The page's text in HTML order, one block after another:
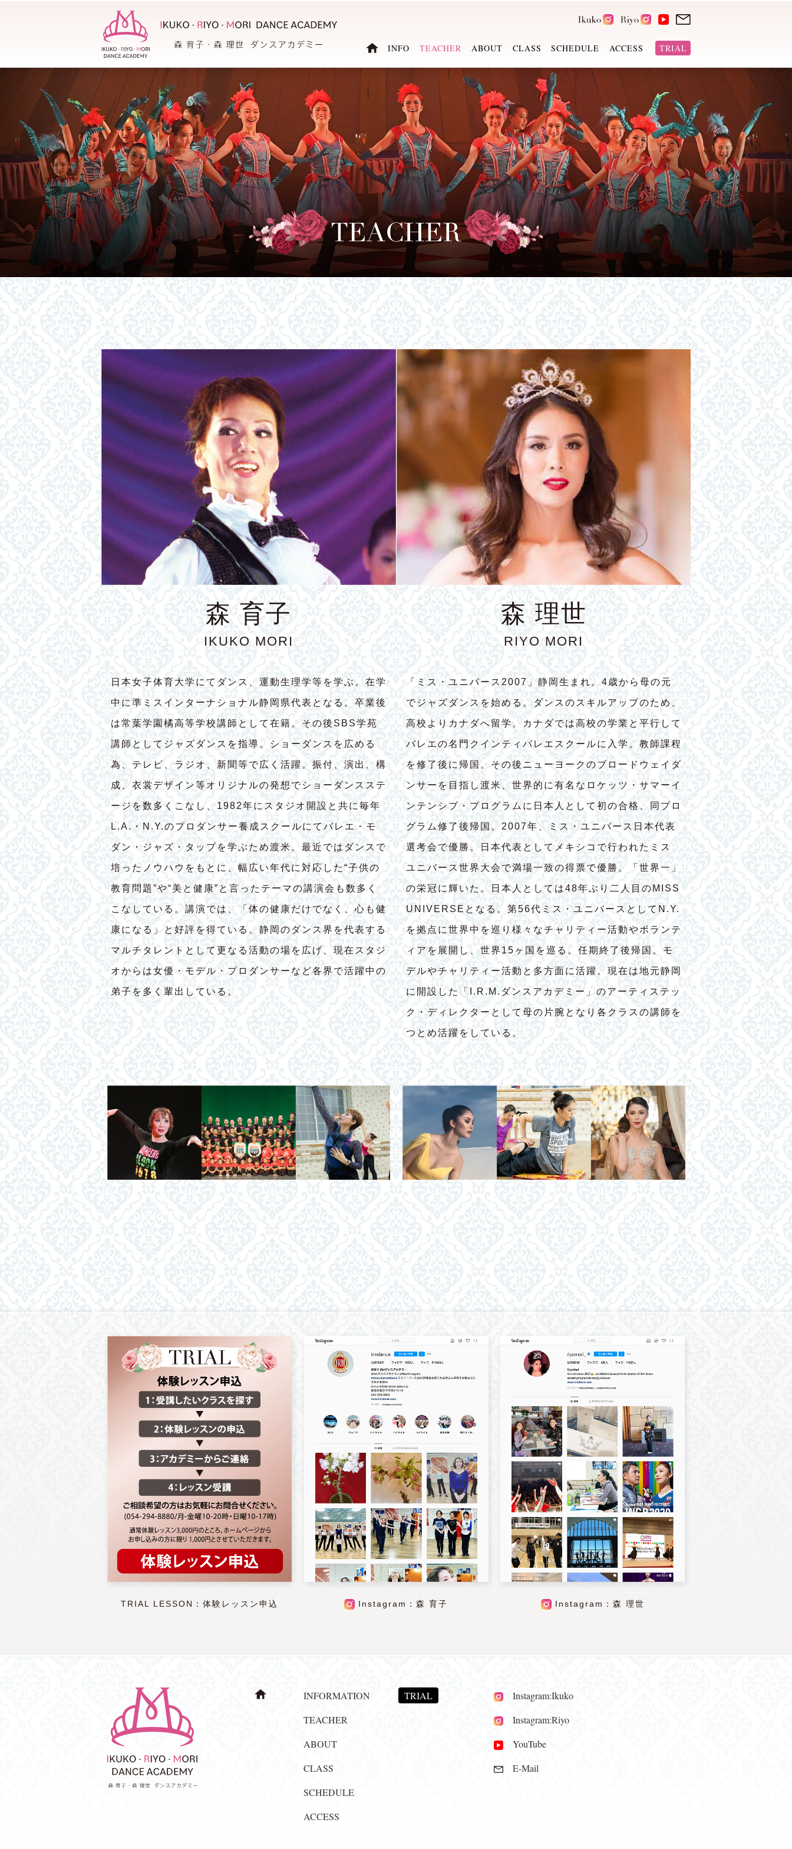
INFO TEACHER ABOUT CLASS SCHEDULE ACCESS TRIAL
森 育子
IKUKO MORI
日本女子体育大学にてダンス、運動生理学等を学ぶ。在学
中に準ミスインターナショナル静岡県代表となる。卒業後
は常葉学園橘高等学校講師として在籍。その後SBS学苑
講師としてジャズダンスを指導。ショーダンスを広める
為、テレビ、ラジオ、新聞等で広く活躍。振付、演出、構
成、衣裳デザイン等オリジナルの発想でショーダンスステ
ージを数多くこなし、1982年にスタジオ開設と共に毎年
L.A.・N.Y.のプロダンサー養成スクールにてバレエ・モ
ダン・ジャズ・タップを学ぶため渡米。最近ではダンスで
培ったノウハウをもとに、幅広い年代に対応した“子供の
教育問題”や“美と健康”と言ったテーマの講演会も数多く
こなしている。講演では、「体の健康だけでなく、心も健
康になる」と好評を得ている。静岡のダンス界を代表する
マルチタレントとして更なる活動の場を広げ、現在スタジ
オからは女優・モデル・プロダンサーなど各界で活躍中の
弟子を多く輩出している。
森 理世
RIYO MORI
「ミス・ユニバース2007」静岡生まれ。4歳から母の元
でジャズダンスを始める。ダンスのスキルアップのため、
高校よりカナダへ留学。カナダでは高校の学業と平行して
バレエの名門クインティバレエスクールに入学。教師課程
を修了後に帰国。その後ニューヨークのブロードウェイダ
ンサーを目指し渡米、世界的に有名なロケッツ・サマーイ
ンテンシブ・プログラムに日本人として初の合格、同プロ
グラム修了後帰国。2007年、ミス・ユニバース日本代表
選考会で優勝。日本代表としてメキシコで行われたミス
ユニバース世界大会で満場一致の得票で優勝。「世界一」
の栄冠に輝いた。日本人としては48年ぶり二人目のMISS
UNIVERSEとなる。第56代ミス・ユニバースとしてN.Y.
を拠点に世界中を巡り様々なチャリティー活動やボランテ
ィアを展開し、世界15ヶ国を巡る。任期終了後帰国。モ
デルやチャリティー活動と多方面に活躍。現在は地元静岡
に開設した「I.R.M.ダンスアカデミー」のアーティステッ
ク・ディレクターとして母の片腕となり各クラスの講師を
つとめ活躍をしている。
TRIAL LESSON：体験レッスン申込 Instagram：森 育子 Instagram：森 理世
INFORMATION
TEACHER
ABOUT
CLASS
SCHEDULE
ACCESS
TRIAL
Instagram:Ikuko
Instagram:Riyo
YouTube
E-Mail